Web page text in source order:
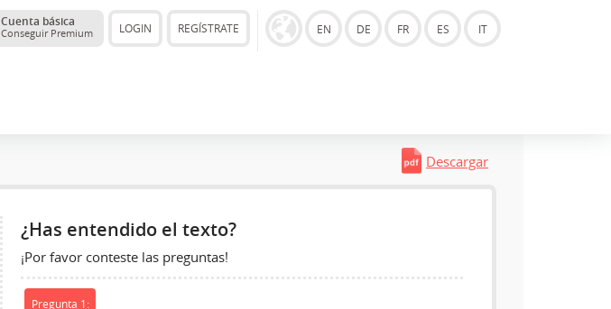
Cuenta básica
Conseguir Premium LOGIN REGÍSTRATE EN DE FR ES IT
Descargar
¿Has entendido el texto?
¡Por favor conteste las preguntas!
Pregunta 1: